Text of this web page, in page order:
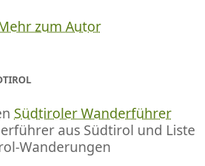
zum Autor
Südtiroler Wanderführer
aus Südtirol und Liste
Wanderungen